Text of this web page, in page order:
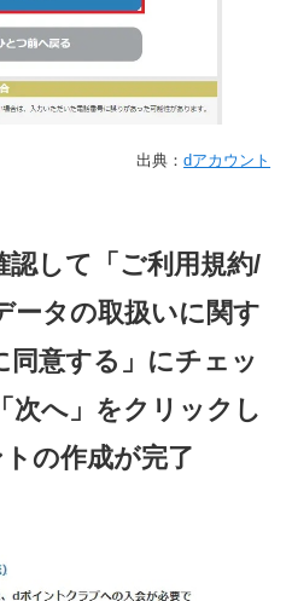
出典：dアカウント
認して「ご利用規約/
ータの取扱いに関す
同意する」にチェッ
次へ」をクリックし
の作成が完了